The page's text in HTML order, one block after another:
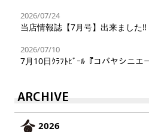
2026/07/24
当店情報誌【7月号】出来ました‼︎
2026/07/10
7月10日ｸﾗﾌﾄﾋﾞｰﾙ『コバヤシニエ
ARCHIVE
2026